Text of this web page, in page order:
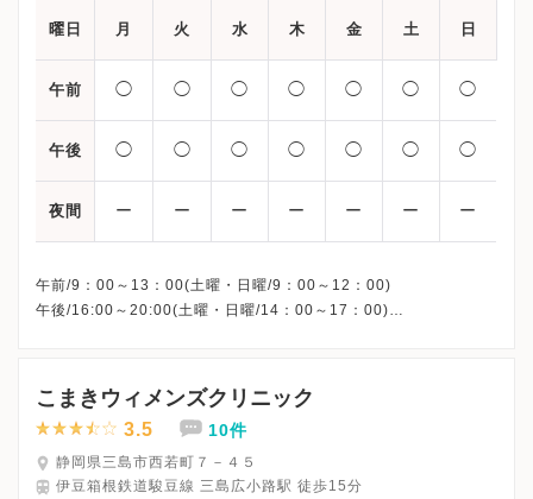
曜日 月 火 水 木 金 土 日
午前 ◯ ◯ ◯ ◯ ◯ ◯ ◯
午後 ◯ ◯ ◯ ◯ ◯ ◯ ◯
夜間 ー ー ー ー ー ー ー
午前/9：00～13：00(土曜・日曜/9：00～12：00)
午後/16:00～20:00(土曜・日曜/14：00～17：00)
こまきウィメンズクリニック
3.5 10件
静岡県三島市西若町７－４５
伊豆箱根鉄道駿豆線 三島広小路駅 徒歩15分